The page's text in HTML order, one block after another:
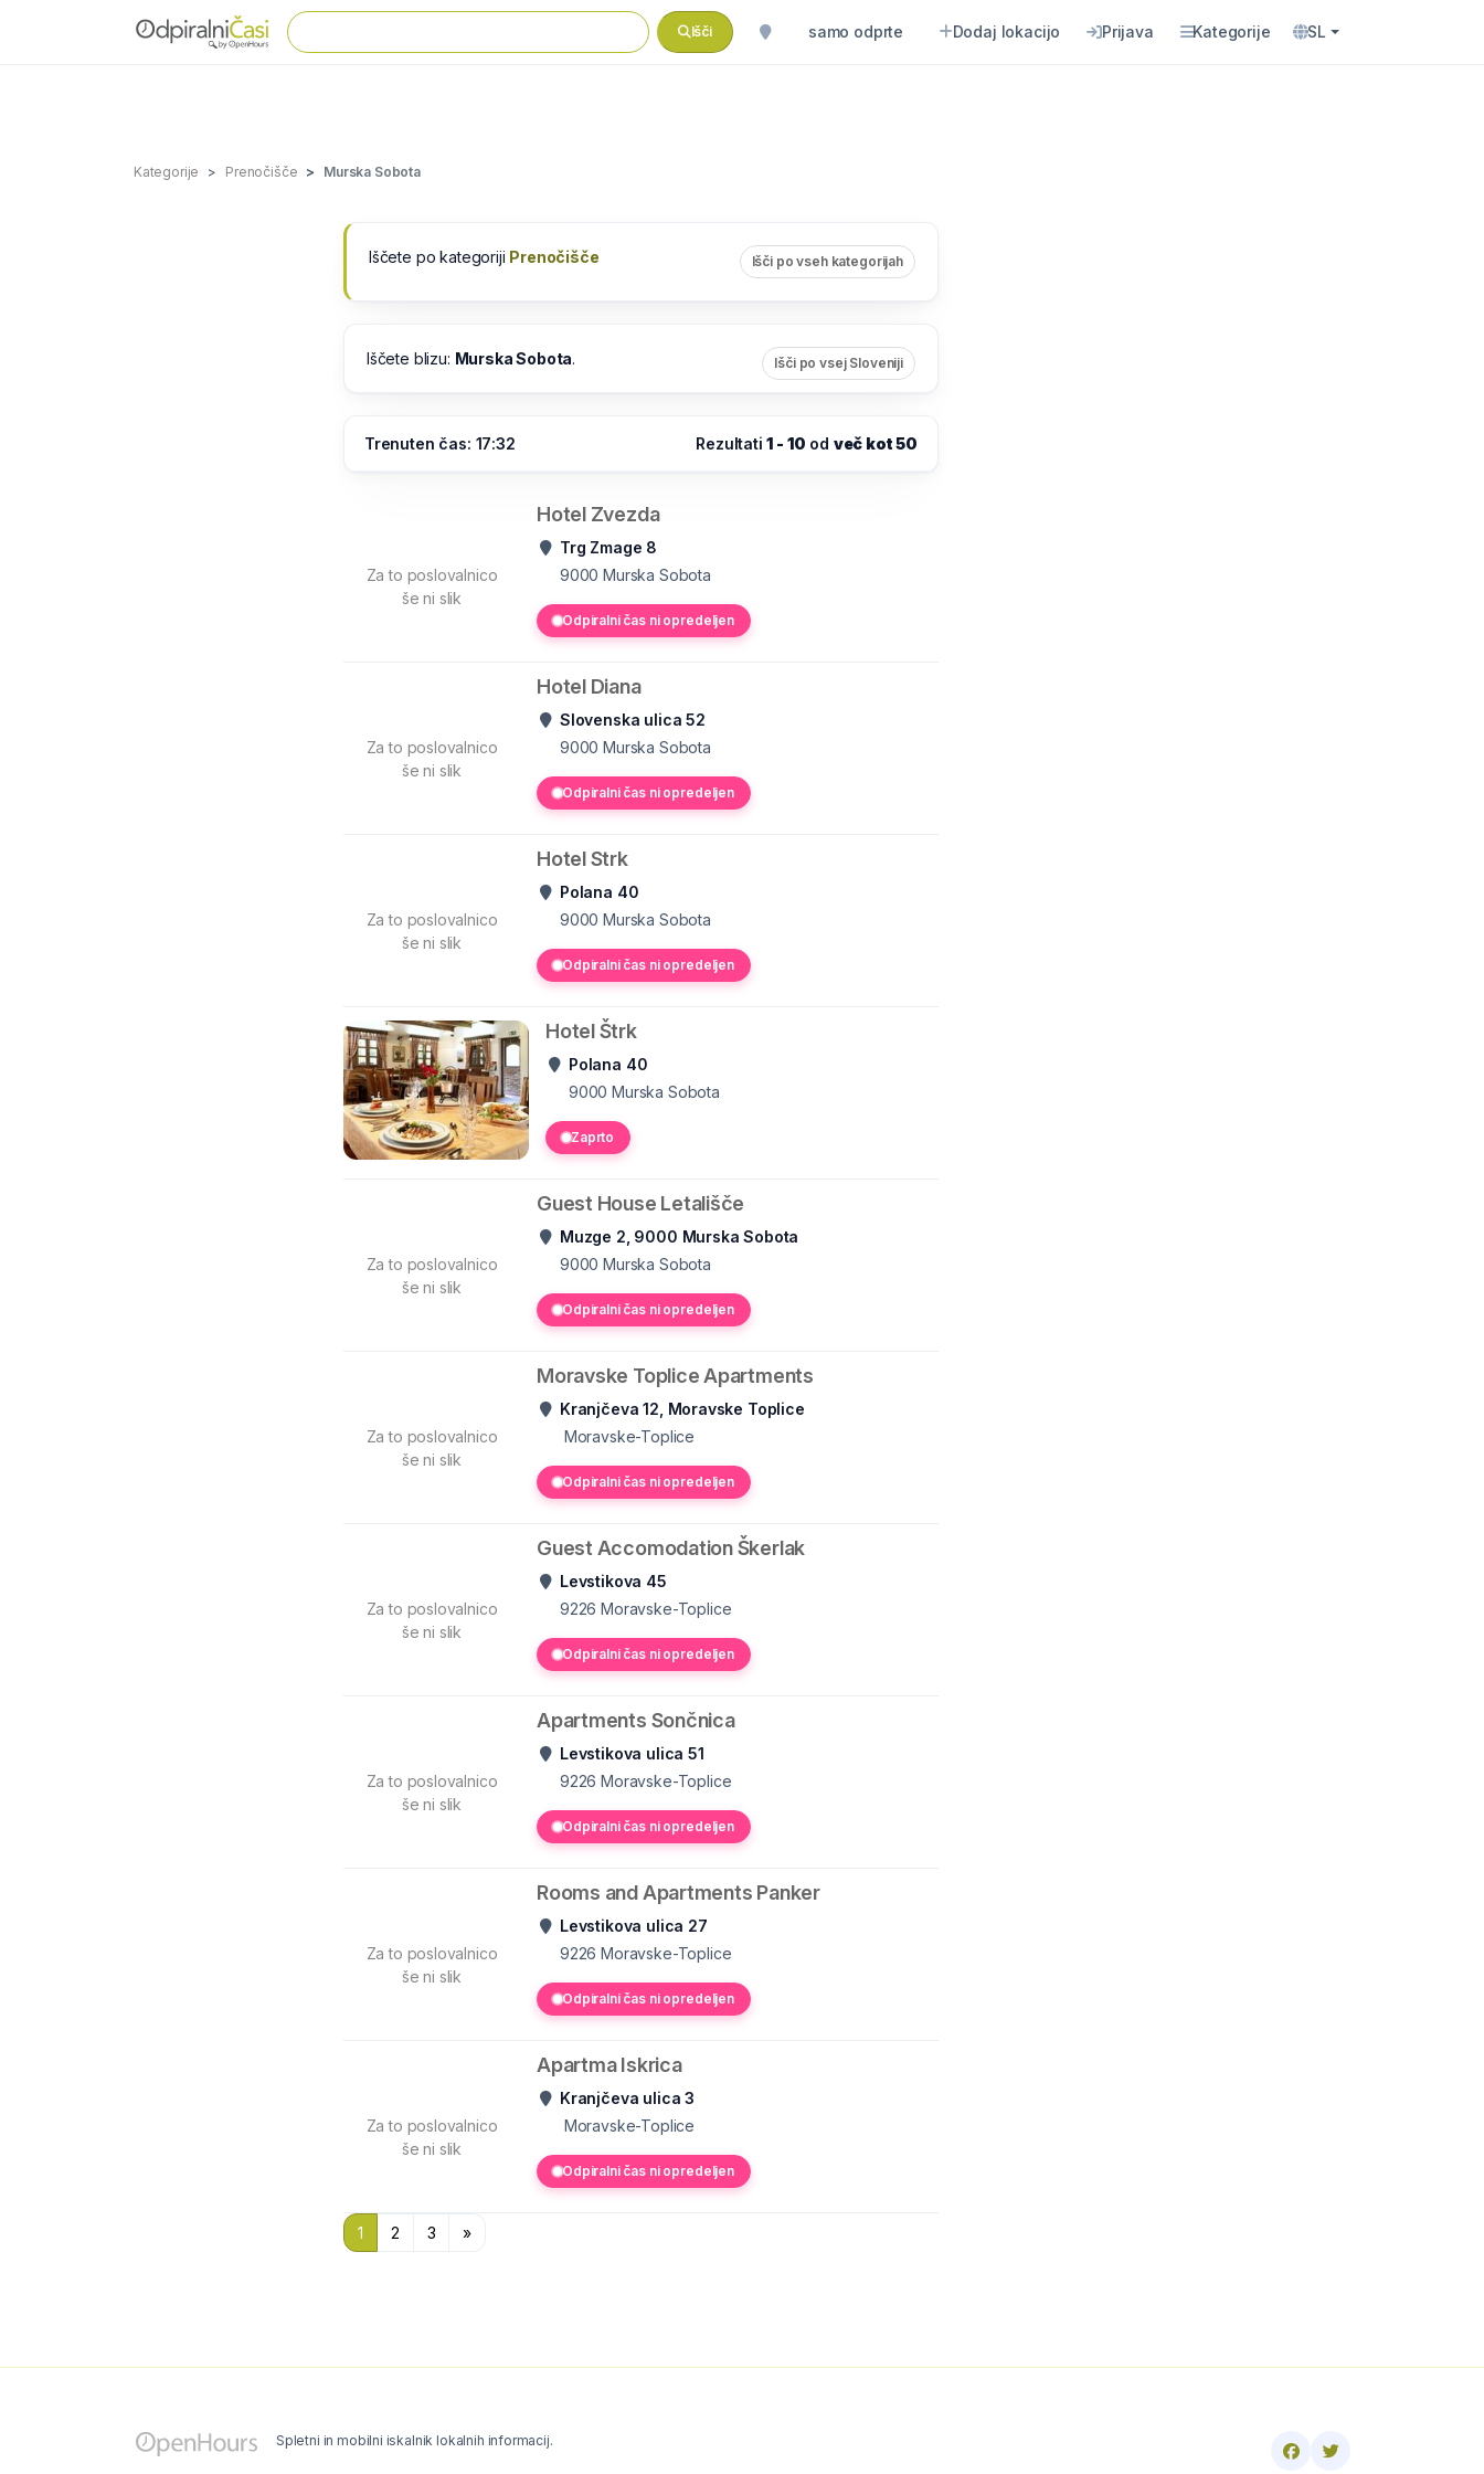
Išči samo odprte Dodaj lokacijo Prijava Kategorije SL
Kategorije Prenočišče Murska Sobota
Iščete po kategoriji Prenočišče Išči po vseh kategorijah
Iščete blizu: Murska Sobota. Išči po vsej Sloveniji
Trenuten čas: 17:32 Rezultati1 - 10 od več kot 50
Za to poslovalnico
še ni slik
Hotel Zvezda
Trg Zmage 8
9000 Murska Sobota
Odpiralni čas ni opredeljen
Za to poslovalnico
še ni slik
Hotel Diana
Slovenska ulica 52
9000 Murska Sobota
Odpiralni čas ni opredeljen
Za to poslovalnico
še ni slik
Hotel Strk
Polana 40
9000 Murska Sobota
Odpiralni čas ni opredeljen
Hotel Štrk
Polana 40
9000 Murska Sobota
Zaprto
Za to poslovalnico
še ni slik
Guest House Letališče
Muzge 2, 9000 Murska Sobota
9000 Murska Sobota
Odpiralni čas ni opredeljen
Za to poslovalnico
še ni slik
Moravske Toplice Apartments
Kranjčeva 12, Moravske Toplice
Moravske-Toplice
Odpiralni čas ni opredeljen
Za to poslovalnico
še ni slik
Guest Accomodation Škerlak
Levstikova 45
9226 Moravske-Toplice
Odpiralni čas ni opredeljen
Za to poslovalnico
še ni slik
Apartments Sončnica
Levstikova ulica 51
9226 Moravske-Toplice
Odpiralni čas ni opredeljen
Za to poslovalnico
še ni slik
Rooms and Apartments Panker
Levstikova ulica 27
9226 Moravske-Toplice
Odpiralni čas ni opredeljen
Za to poslovalnico
še ni slik
Apartma Iskrica
Kranjčeva ulica 3
Moravske-Toplice
Odpiralni čas ni opredeljen
1 2 3 »
Spletni in mobilni iskalnik lokalnih informacij.